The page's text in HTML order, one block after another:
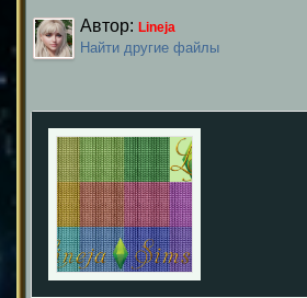
Автор: Lineja
Найти другие файлы